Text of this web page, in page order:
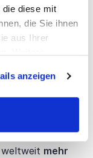
die diese mit
die Sie ihnen
aus Ihrer
anzeigen
Apps
(Sensoren,
Beispiele.
mehr